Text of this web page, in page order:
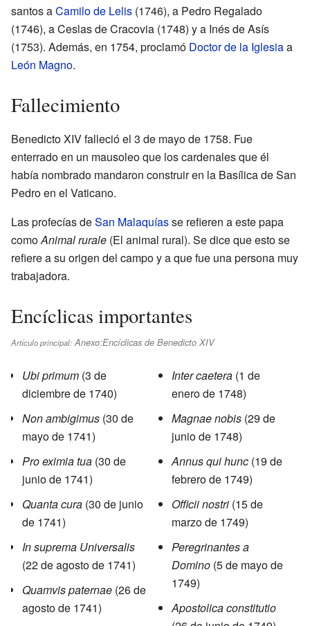
santos aCamilo de Lelis (1746), a Pedro Regalado
(1746), a Ceslas de Cracovia (1748) y a Inés de Asís
(1753). Además, en 1754, proclamó Doctor de la Iglesiaa
León Magno.
Fallecimiento
Benedicto XIV falleció el 3 de mayo de 1758. Fue
enterrado en un mausoleo que los cardenales que él
había nombrado mandaron construir en la Basílica de San
Pedro en el Vaticano.
Las profecías deSan Malaquíasse refieren a este papa
comoAnimal rurale (El animal rural). Se dice que esto se
refiere a su origen del campo y a que fue una persona muy
trabajadora.
Encíclicas importantes
Artículo principal: Anexo:Encíclicas de Benedicto XIV
Ubi primum (3 de
diciembre de 1740)
Non ambigimus (30 de
mayo de 1741)
Pro eximia tua (30 de
junio de 1741)
Quanta cura (30 de junio
de 1741)
In suprema Universalis
(22 de agosto de 1741)
Quamvis paternae (26 de
agosto de 1741)
Inter caetera (1 de
enero de 1748)
Magnae nobis (29 de
junio de 1748)
Annus qui hunc (19 de
febrero de 1749)
Officii nostri (15 de
marzo de 1749)
Peregrinantes a
Domino (5 de mayo de
1749)
Apostolica constitutio